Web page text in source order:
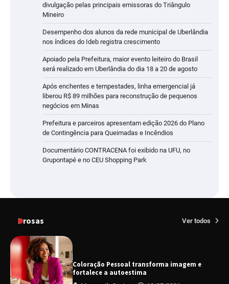
divulgação pelas principais emissoras do Triângulo
Mineiro
Desempenho dos alunos da rede municipal de Uberlândia
nos índices do Ideb registra crescimento
Apoiado pela Prefeitura, maior evento leiteiro do Brasil
será realizado em Uberlândia do dia 18 a 20 de agosto
Após enchentes e tempestades, linha emergencial já
liberou R$ 89 milhões para reconstrução de pequenos
negócios em Minas
Prefeitura e parceiros apresentam edição 2026 do Plano
de Contingência para Queimadas e Incêndios
Documentário CONTRACENA foi exibido na UFU, no
Grupontapé e no CEU Shopping Park
Prosas Ver todos
Coloração Pessoal transforma imagem e
fortalece a autoestima